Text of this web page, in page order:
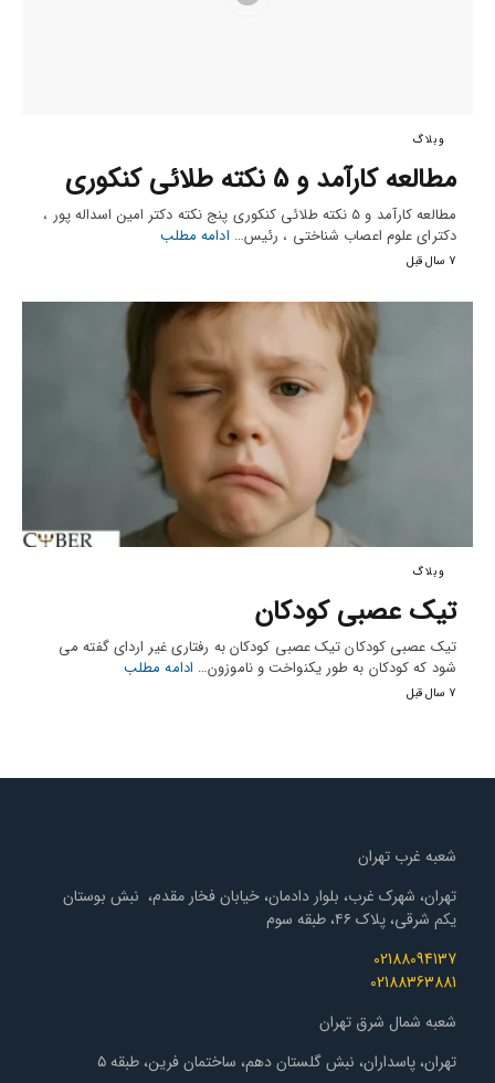
وبلاگ
مطالعه کارآمد و 5 نکته طلائی کنکوری
مطالعه کارآمد و 5 نکته طلائی کنکوری پنج نکته دکتر امین اسداله پور ،
دکترای علوم اعصاب شناختی ، رئیس… ادامه مطلب
7 سال قبل
وبلاگ
تیک عصبی کودکان
تیک عصبی کودکان تیک عصبی کودکان به رفتاری غیر اردای گفته می
شود که کودکان به طور یکنواخت و ناموزون… ادامه مطلب
7 سال قبل
شعبه غرب تهران
تهران، شهرک غرب، بلوار دادمان، خیابان فخار مقدم، نبش بوستان
یکم شرقی، پلاک ۴۶، طبقه سوم
02188094137
02188363881
شعبه شمال شرق تهران
تهران، پاسداران، نبش گلستان دهم، ساختمان فرین، طبقه ۵